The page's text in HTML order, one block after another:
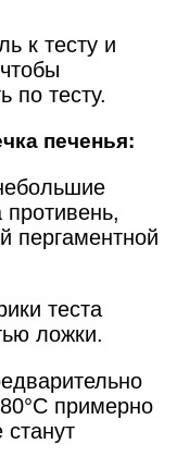
к тесту и
по тесту.
печенья:
пергаментной
теста
ложки.
примерно
станут